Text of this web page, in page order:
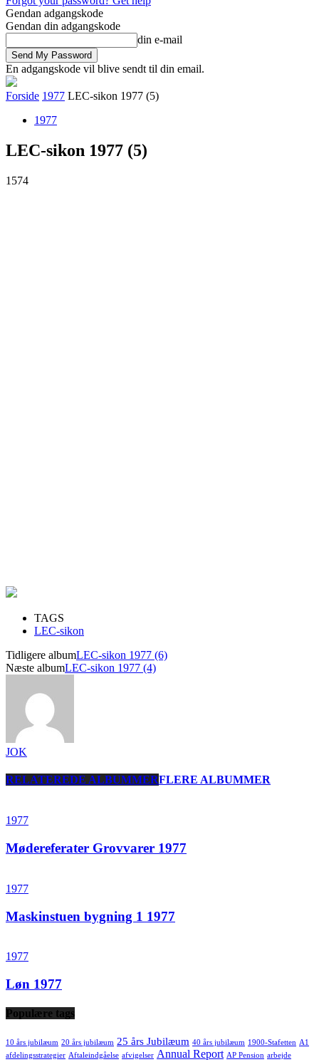
Gendan adgangskode
Gendan din adgangskode
din e-mail
En adgangskode vil blive sendt til din email.
Forside 1977 LEC-sikon 1977 (5)
1977
LEC-sikon 1977 (5)
1574
TAGS
LEC-sikon
Tidligere albumLEC-sikon 1977 (6)
Næste albumLEC-sikon 1977 (4)
JOK
RELATEREDE ALBUMMERFLERE ALBUMMER
1977
Mødereferater Grovvarer 1977
1977
Maskinstuen bygning 1 1977
1977
Løn 1977
Populære tags
10 års jubilæum 20 års jubilæum 25 års Jubilæum 40 års jubilæum 1900-Stafetten A1
afdelingsstrategier Aftaleindgåelse afvigelser Annual Report AP Pension arbejde